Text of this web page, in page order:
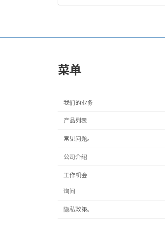
菜单
我们的业务
产品列表
常见问题。
公司介绍
工作机会
询问
隐私政策。